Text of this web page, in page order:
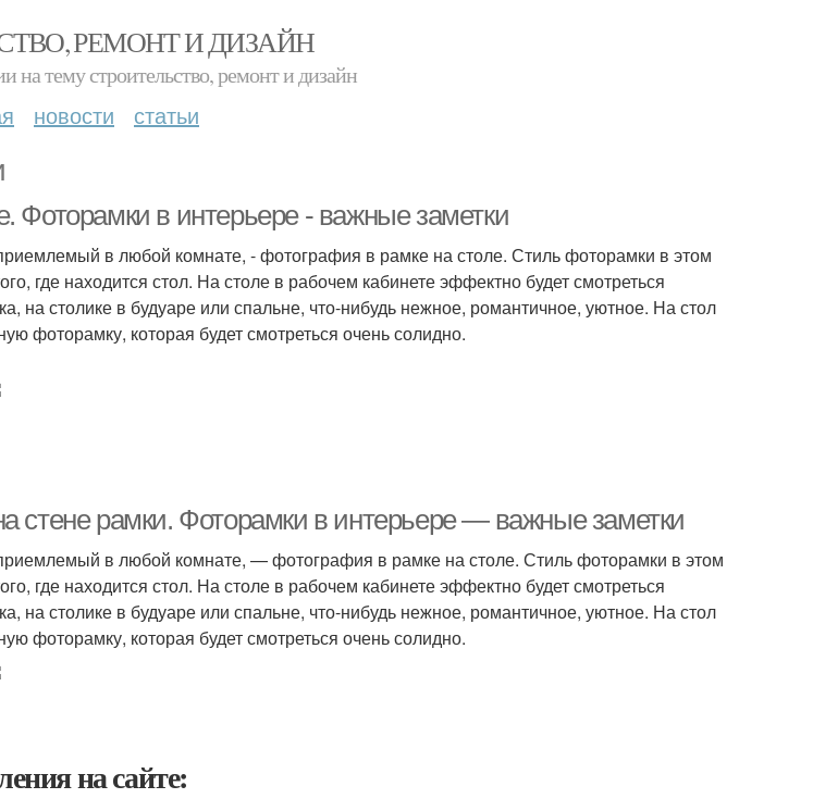
РЕМОНТ И ДИЗАЙН
на тему строительство, ремонт и дизайн
новости статьи
Фоторамки в интерьере - важные заметки
в любой комнате, - фотография в рамке на столе. Стиль фоторамки в этом
где находится стол. На столе в рабочем кабинете эффектно будет смотреться
на столике в будуаре или спальне, что-нибудь нежное, романтичное, уютное. На стол
фоторамку, которая будет смотреться очень солидно.
стене рамки. Фоторамки в интерьере — важные заметки
в любой комнате, — фотография в рамке на столе. Стиль фоторамки в этом
где находится стол. На столе в рабочем кабинете эффектно будет смотреться
на столике в будуаре или спальне, что-нибудь нежное, романтичное, уютное. На стол
фоторамку, которая будет смотреться очень солидно.
на сайте: